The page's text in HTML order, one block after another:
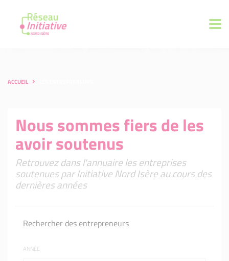
ACCUEIL
Nous sommes fiers de les
avoir soutenus
Retrouvez dans l'annuaire les entreprises
soutenues par Initiative Nord Isère au cours des
dernières années
Rechercher des entrepreneurs
ANNÉE